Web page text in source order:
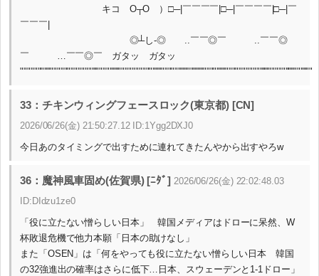
キコ O┬O ）□─|￣￣￣￣|□─|￣￣￣￣|□─|￣
￣￣￣|
◎┴し-◎ ..￣￣◎￣ ..￣￣◎
￣ …￣￣◎￣ ガタッ ガタッ
"""""""''''""""""""""""'''""""''''''""""""""""''''''"""""''''''""'''''''""""''''''""""""""""''''''"""""''''''""''''""
33：チキンウィングフェースロック(東京都) [CN]
2026/06/26(金) 21:50:27.12 ID:1Ygg2DXJ0
今日あのタイミングで出すために連れてきたんやから出すやろw
36：魔神風車固め(佐賀県) [ﾆﾀﾞ] 2026/06/26(金) 22:02:48.03
ID:DIdzu1ze0
「役に立たない憎らしい日本」 韓国メディアはドローに呆然、W
杯敗退危機で他力本願「日本の助けなし」
また「OSEN」は「何をやっても役に立たない憎らしい日本 韓国
の32強進出の確率はさらに低下…日本、スウェーデンと1-1ドロー」